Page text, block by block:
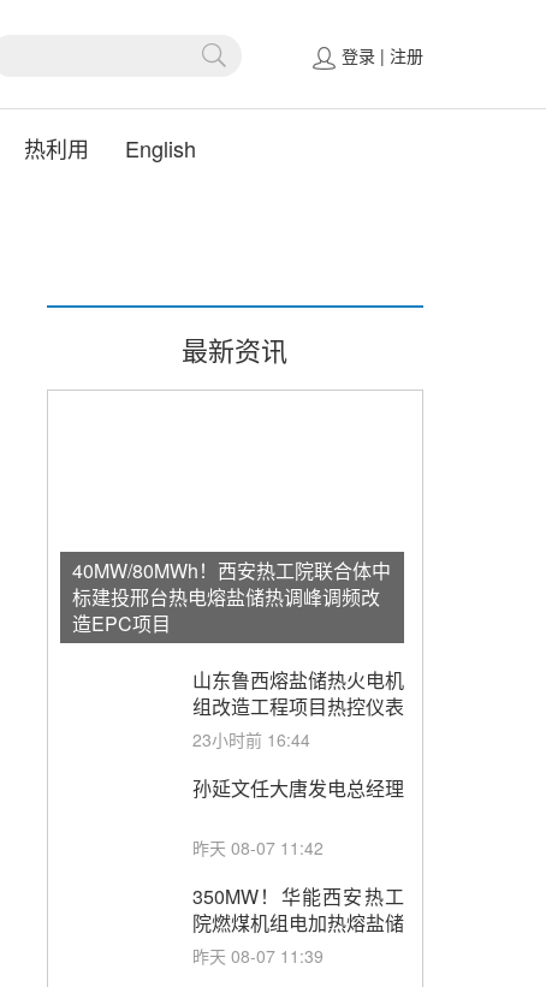
登录 | 注册
热利用 English
最新资讯
40MW/80MWh！西安热工院联合体中
标建投邢台热电熔盐储热调峰调频改
造EPC项目
山东鲁西熔盐储热火电机
组改造工程项目热控仪表
成套设备采购
23小时前 16:44
孙延文任大唐发电总经理
昨天 08-07 11:42
350MW！华能西安热工
院燃煤机组电加热熔盐储
能提升机组灵活性改造项
昨天 08-07 11:39